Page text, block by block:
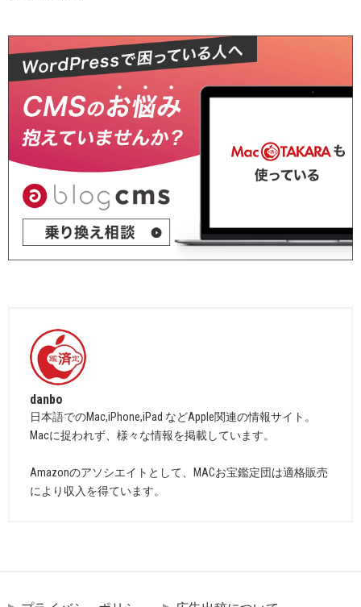
danbo
日本語でのMac,iPhone,iPad などApple関連の情報サイト。
Macに捉われず、様々な情報を掲載しています。
Amazonのアソシエイトとして、MACお宝鑑定団は適格販売
により収入を得ています。